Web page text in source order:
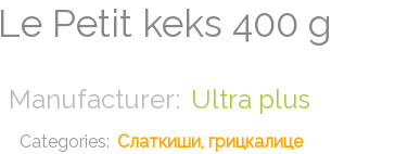
Le Petit keks 400 g
Ultra plus
Слаткиши, грицкалице